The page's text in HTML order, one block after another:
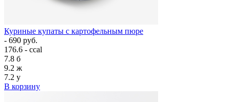
Куриные купаты с картофельным пюре
- 690 руб.
176.6 - ccal
7.8 б
9.2 ж
7.2 у
В корзину